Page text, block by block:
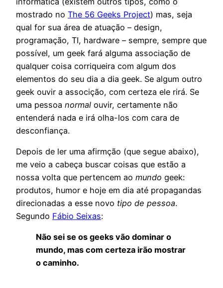
mostrado no The 56 Geeks Project) mas, seja
qual for sua área de atuação – design,
programação, TI, hardware – sempre, sempre que
possível, um geek fará alguma associação de
qualquer coisa corriqueira com algum dos
elementos do seu dia a dia geek. Se algum outro
geek ouvir a associção, com certeza ele rirá. Se
uma pessoa normal ouvir, certamente não
entenderá nada e irá olha-los com cara de
desconfiança.
Depois de ler uma afirmção (que segue abaixo),
me veio a cabeça buscar coisas que estão a
nossa volta que pertencem ao mundo geek:
produtos, humor e hoje em dia até propagandas
direcionadas a esse novo tipo de pessoa.
Segundo Fábio Seixas:
Não sei se os geeks vão dominar o
mundo, mas com certeza irão mostrar
o caminho.